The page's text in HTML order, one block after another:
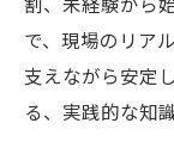
で、現場のリア
支えながら安定
る、実践的な知